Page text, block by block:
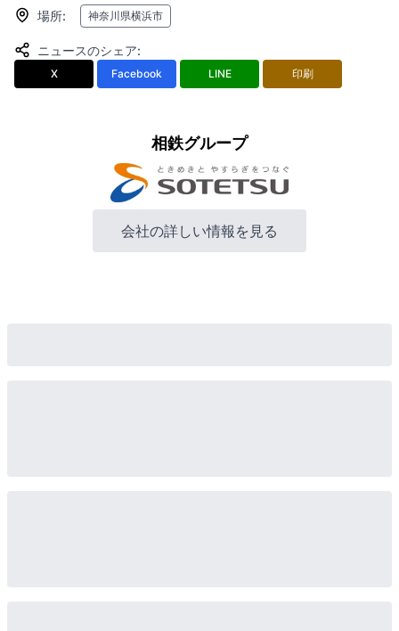
場所: 神奈川県横浜市
ニュースのシェア:
X Facebook LINE 印刷
相鉄グループ
会社の詳しい情報を見る